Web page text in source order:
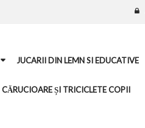
JUCARII DIN LEMN SI EDUCATIVE
CĂRUCIOARE ȘI TRICICLETE COPII